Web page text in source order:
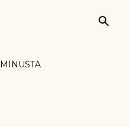
MINUSTA